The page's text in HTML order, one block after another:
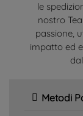
le
nostro
passione,
impatto ed
Metodi